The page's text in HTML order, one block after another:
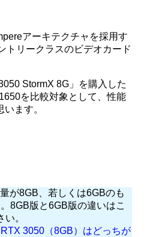
アーキテクチャを採用す
トリークラスのビデオカード
StormX 8G」を購入した
を比較対象として、性能
ます。
が8GB、若しくは6GBのも
8GB版と6GB版の違いはこ
。
3050（8GB）はどっちが